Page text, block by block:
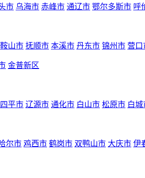
市 乌海市 赤峰市 通辽市 鄂尔多斯市 呼
鞍山市 抚顺市 本溪市 丹东市 锦州市 营口
金普新区
四平市 辽源市 通化市 白山市 松原市 白城
尔市 鸡西市 鹤岗市 双鸭山市 大庆市 伊